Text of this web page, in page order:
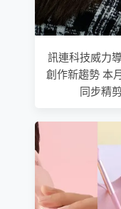
訊連科技威力
創作新趨勢 本
同步精